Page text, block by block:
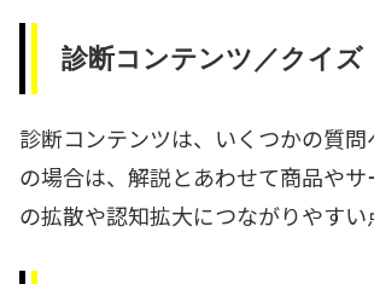
診断コンテンツ／クイズ
診断コンテンツは、いくつかの質
の場合は、解説とあわせて商品や
の拡散や認知拡大につながりやすい